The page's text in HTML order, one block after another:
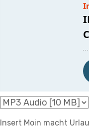
Insert Moin macht